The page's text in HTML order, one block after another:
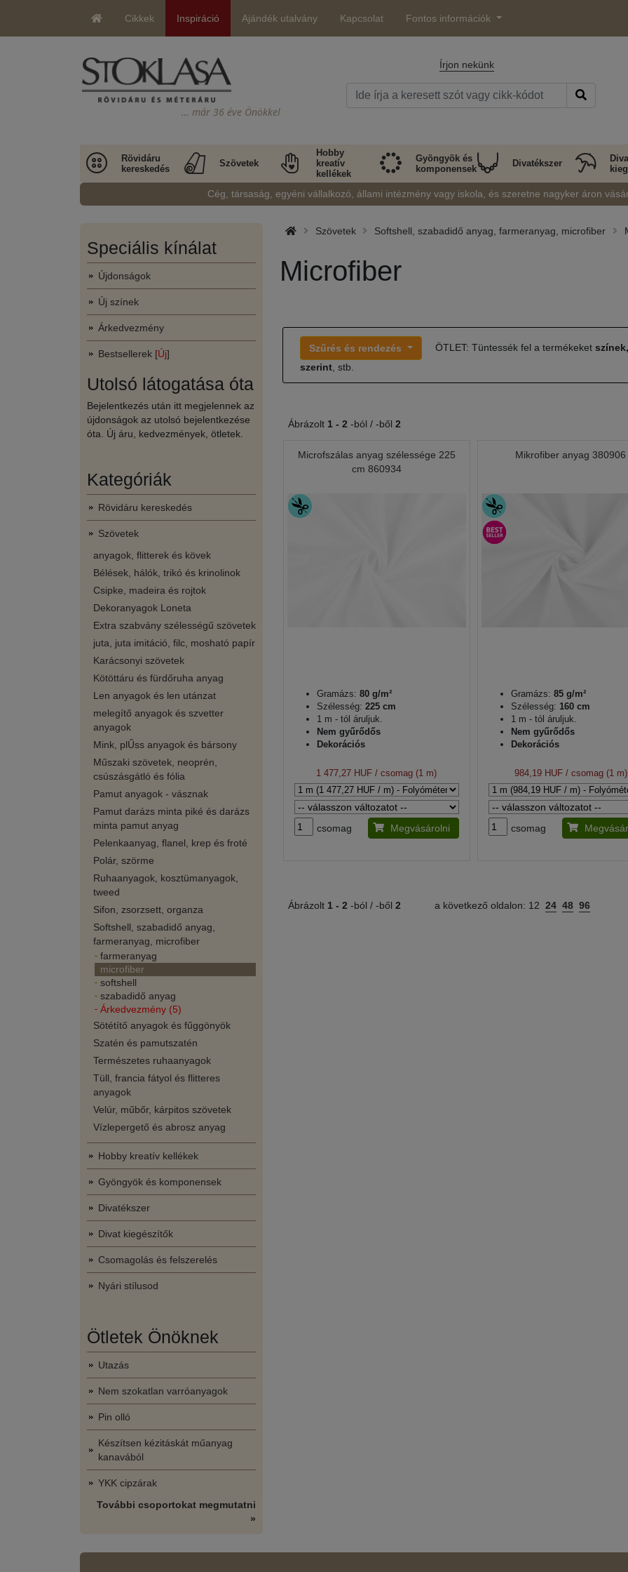
Cikkek Inspiráció Ajándék utalvány Kapcsolat Fontos információk
… már 36 éve Önökkel
Írjon nekünk
Rövidáru
kereskedés
Szövetek
Hobby
kreatív
kellékek
Gyöngyök és
komponensek
Divatékszer
Cég, társaság, egyéni vállalkozó, állami intézmény vagy iskola, és szeretne nagyker áron
Speciális kínálat
Újdonságok
Új színek
Árkedvezmény
Bestsellerek [Új]
Utolsó látogatása óta
Bejelentkezés után itt megjelennek az
újdonságok az utolsó bejelentkezése
óta. Új áru, kedvezmények, ötletek.
Kategóriák
Rövidáru kereskedés
Szövetek
anyagok, flitterek és kövek
Bélések, hálók, trikó és krinolinok
Csipke, madeira és rojtok
Dekoranyagok Loneta
Extra szabvány szélességű szövetek
juta, juta imitáció, filc, mosható papír
Karácsonyi szövetek
Kötöttáru és fürdőruha anyag
Len anyagok és len utánzat
melegítő anyagok és szvetter
anyagok
Mink, plŰss anyagok és bársony
Műszaki szövetek, neoprén,
csúszásgátló és fólia
Pamut anyagok - vásznak
Pamut darázs minta piké és darázs
minta pamut anyag
Pelenkaanyag, flanel, krep és froté
Polár, szörme
Ruhaanyagok, kosztümanyagok,
tweed
Sifon, zsorzsett, organza
Softshell, szabadidő anyag,
farmeranyag, microfiber
farmeranyag
microfiber
softshell
szabadidő anyag
Árkedvezmény (5)
Sötétítő anyagok és fűggönyök
Szatén és pamutszatén
Természetes ruhaanyagok
Tüll, francia fátyol és flitteres
anyagok
Velúr, műbőr, kárpitos szövetek
Vízlepergető és abrosz anyag
Hobby kreatív kellékek
Gyöngyök és komponensek
Divatékszer
Divat kiegészítők
Csomagolás és felszerelés
Nyári stílusod
Ötletek Önöknek
Utazás
Nem szokatlan varróanyagok
Pin olló
Készítsen kézitáskát műanyag
kanavából
YKK cipzárak
További csoportokat megmutatni
»
Szövetek Softshell, szabadidő anyag, farmeranyag, microfiber
Microfiber
Szűrés és rendezés ÖTLET: Tüntessék fel a termékeket
szerint , stb.
Ábrázolt 1 - 2 -ból / -ből 2
Microfszálas anyag szélessége 225
cm 860934
Gramázs: 80 g/m²
Szélesség: 225 cm
1 m - tól áruljuk.
Nem gyűrődős
Dekorációs
1 477,27 HUF / csomag (1 m)
csomag Megvásárolni
Mikrofiber anyag 380906
Gramázs: 85 g/m²
Szélesség: 160 cm
1 m - tól áruljuk.
Nem gyűrődős
Dekorációs
984,19 HUF/ csomag (1 m)
csomag
Ábrázolt 1 - 2 -ból / -ből 2 a következő oldalon: 12 24 48 96